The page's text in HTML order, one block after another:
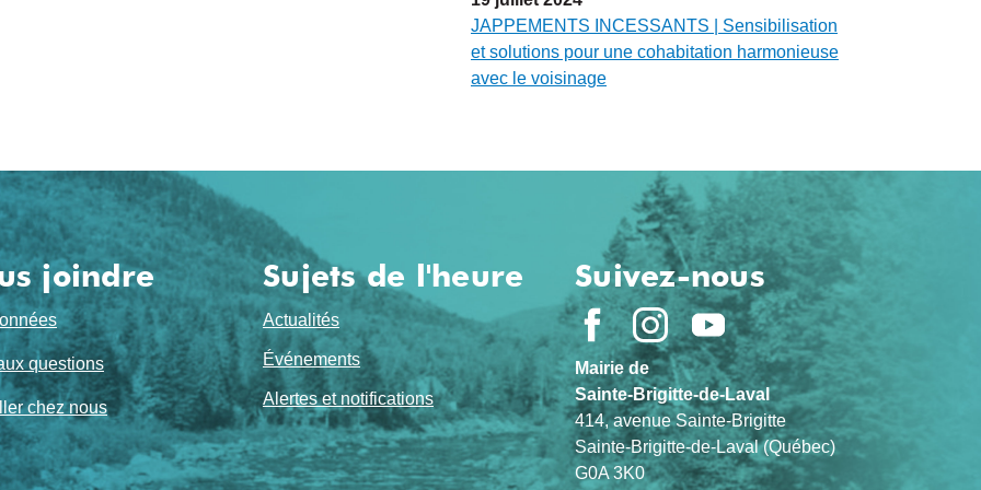
JAPPEMENTS INCESSANTS | Sensibilisation
et solutions pour une cohabitation harmonieuse
avec le voisinage
joindre
questions
chez nous
Sujets de l'heure
Actualités
Événements
Alertes et notifications
Suivez-nous
Mairie de
Sainte-Brigitte-de-Laval
414, avenue Sainte-Brigitte
Sainte-Brigitte-de-Laval (Québec)
G0A 3K0